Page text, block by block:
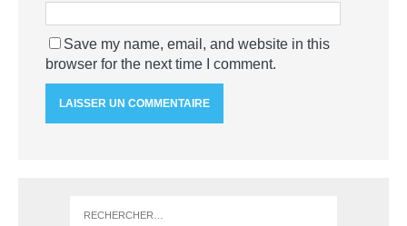
Save my name, email, and website in this
browser for the next time I comment.